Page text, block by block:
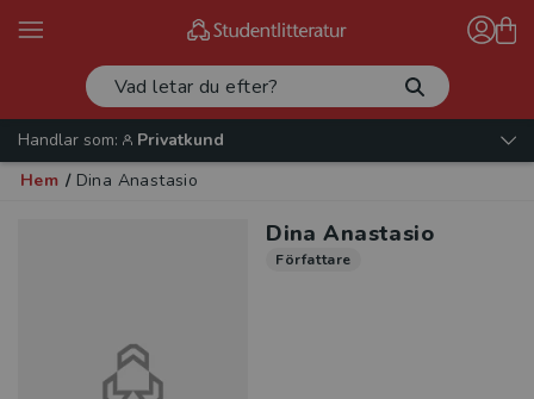
Handlar som:
Privatkund
Hem / Dina Anastasio
Dina Anastasio
Författare